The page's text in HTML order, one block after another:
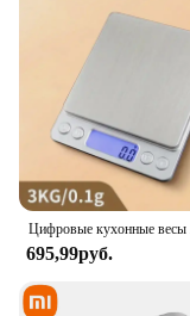
695,99руб.